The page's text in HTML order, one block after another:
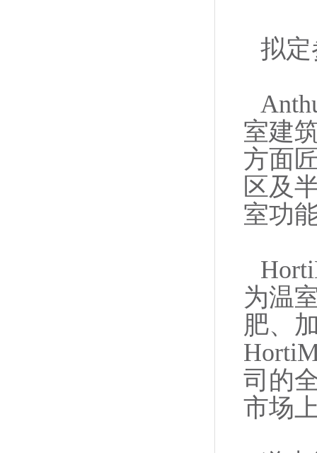
拟
室建
方面
区及
室功
为温
肥、
司的
市场